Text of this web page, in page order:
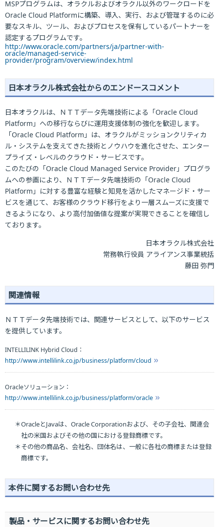
MSPプログラムは、オラクルおよびオラクル以外のワークロードを
Oracle Cloud Platformに構築、導入、実行、および管理するのに必
要なスキル、ツール、およびプロセスを保有しているパートナーを
認定するプログラムです。
http://www.oracle.com/partners/ja/partner-with-
oracle/managed-service-
provider/program/overview/index.html
日本オラクル株式会社からのエンドースコメント
日本オラクルは、ＮＴＴデータ先端技術による「Oracle Cloud
Platform」への移行ならびに運用支援体制の強化を歓迎します。
「Oracle Cloud Platform」は、オラクルがミッションクリティカ
ル・システムを支えてきた技術とノウハウを進化させた、エンター
プライズ・レベルのクラウド・サービスです。
このたびの「Oracle Cloud Managed Service Provider」プログラ
ムへの参画により、ＮＴＴデータ先端技術の「Oracle Cloud
Platform」に対する豊富な経験と知見を活かしたマネージド・サー
ビスを通じて、お客様のクラウド移行をより一層スムーズに支援で
きるようになり、より高付加価値な提案が実現できることを確信し
ております。
日本オラクル株式会社
常務執行役員 アライアンス事業統括
藤田 弥門
関連情報
ＮＴＴデータ先端技術では、関連サービスとして、以下のサービス
を提供しています。
INTELLILINK Hybrid Cloud：
http://www.intellilink.co.jp/business/platform/cloud
Oracleソリューション：
http://www.intellilink.co.jp/business/platform/oracle
＊OracleとJavaは、Oracle Corporationおよび、その子会社、関連会
社の米国およびその他の国における登録商標です。
＊その他の商品名、会社名、団体名は、一般に各社の商標または登録
商標です。
本件に関するお問い合わせ先
製品・サービスに関するお問い合わせ先